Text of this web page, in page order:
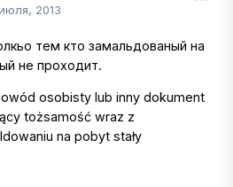
2013
тем кто замальдованый на
не проходит.
osobisty lub inny dokument
tożsamość wraz z
na pobyt stały